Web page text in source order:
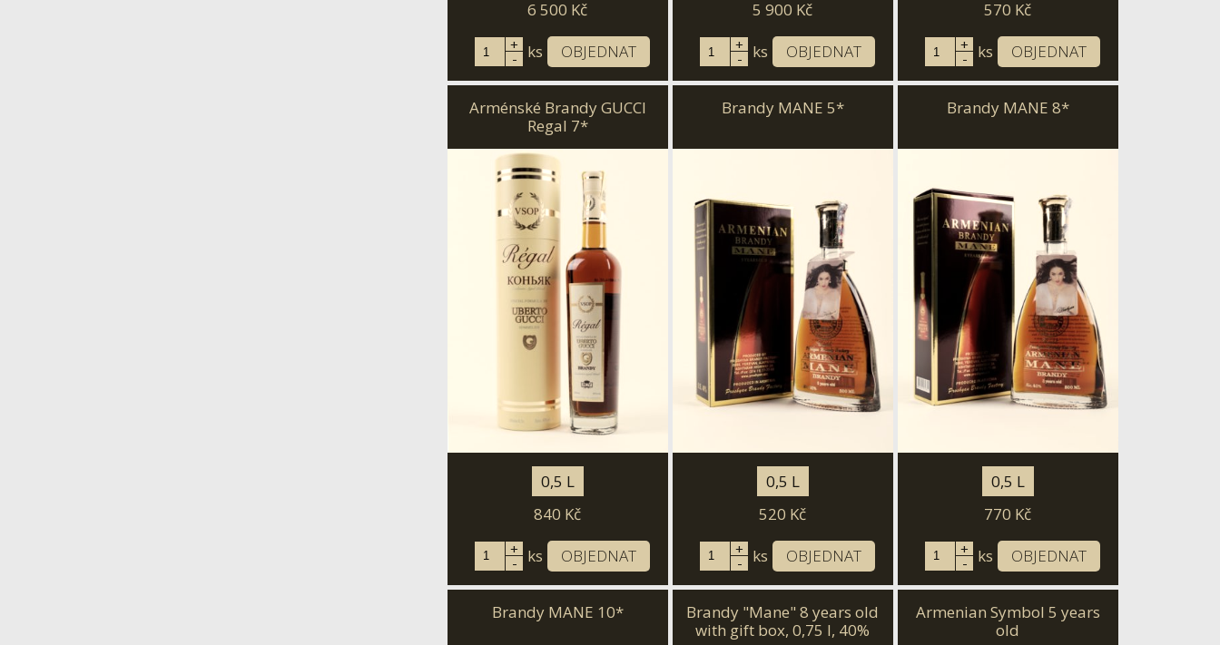
6 500 Kč
+
- ks OBJEDNAT
5 900 Kč
+
- ks OBJEDNAT
570 Kč
+
- ks OBJEDNAT
Arménské Brandy GUCCI
Regal 7*
0,5 L
840 Kč
+
- ks OBJEDNAT
Brandy MANE 5*
0,5 L
520 Kč
+
- ks OBJEDNAT
Brandy MANE 8*
0,5 L
770 Kč
+
- ks OBJEDNAT
Brandy MANE 10*
Brandy "Mane" 8 years old
with gift box, 0,75 l, 40%
Armenian Symbol 5 years
old